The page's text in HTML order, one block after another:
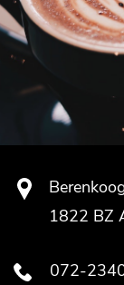
1822 BZ
072-